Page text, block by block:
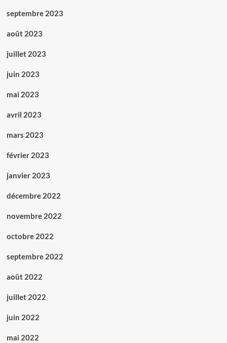
septembre 2023
août 2023
juillet 2023
juin 2023
mai 2023
avril 2023
mars 2023
février 2023
janvier 2023
décembre 2022
novembre 2022
octobre 2022
septembre 2022
août 2022
juillet 2022
juin 2022
mai 2022